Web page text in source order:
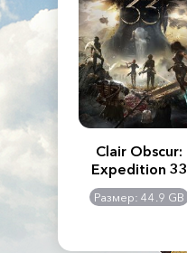
Creed
Clair Obscur:
Expedition 33
Размер: 44.9 GB